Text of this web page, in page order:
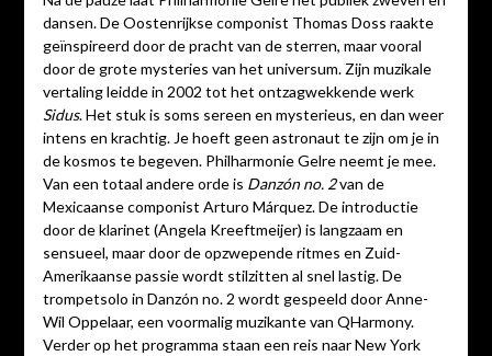
dansen. De Oostenrijkse componist Thomas Doss raakte
geïnspireerd door de pracht van de sterren, maar vooral
door de grote mysteries van het universum. Zijn muzikale
vertaling leidde in 2002 tot het ontzagwekkende werk
Sidus. Het stuk is soms sereen en mysterieus, en dan weer
intens en krachtig. Je hoeft geen astronaut te zijn om je in
de kosmos te begeven. Philharmonie Gelre neemt je mee.
Van een totaal andere orde is Danzón no. 2van de
Mexicaanse componist Arturo Márquez. De introductie
door de klarinet (Angela Kreeftmeijer) is langzaam en
sensueel, maar door de opzwepende ritmes en Zuid-
Amerikaanse passie wordt stilzitten al snel lastig. De
trompetsolo in Danzón no. 2 wordt gespeeld door Anne-
Wil Oppelaar, een voormalig muzikante van QHarmony.
Verder op het programma staan een reis naar New York